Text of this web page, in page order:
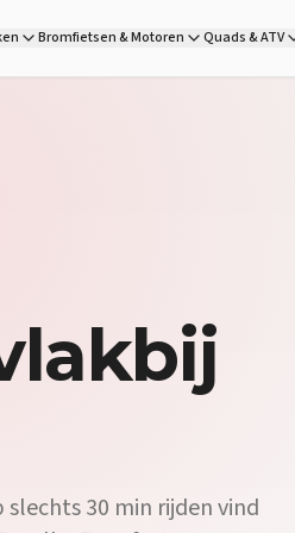
van DG Wheels op 30
Bromfietsen & Motoren Quads & ATV
30 min rijden vind